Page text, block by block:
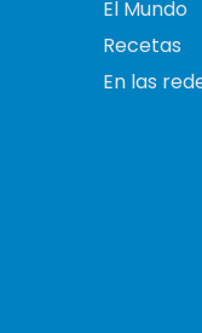
El Mundo
Recetas
En las